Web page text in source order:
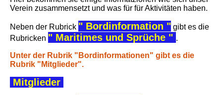
Verein zusammensetzt und was für für Aktivitäten haben.
Neben der Rubrick " Bordinformation " gibt es die
Rubricken " Maritimes und Sprüche " .
Unter der Rubrik "Bordinformationen" gibt es die
Rubrik "Mitglieder".
Mitglieder